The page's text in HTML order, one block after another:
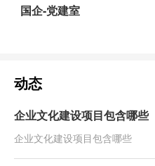
国企-党建室
动态
企业文化建设项目包含哪些
企业文化建设项目包含哪些